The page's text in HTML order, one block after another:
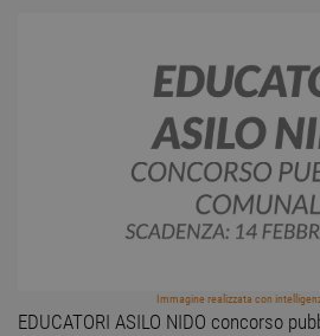
Immagine realizzata con
EDUCATORI ASILO NIDO concorso